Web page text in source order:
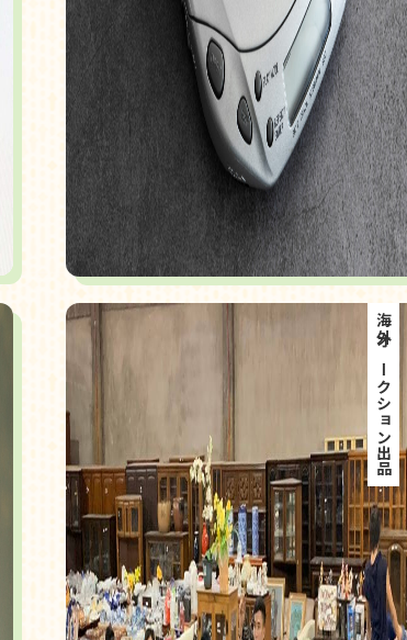
海外オークション出品